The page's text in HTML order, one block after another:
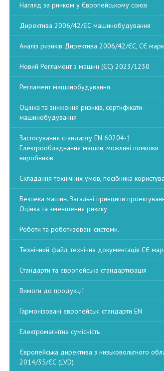
Нагляд за ринком у Європейському союзі
Директива 2006/42/ЄС машинобудування
Аналіз ризиків Директива 2006/42/ЄС, СЄ
Новий Регламент з машин (ЄС) 2023/1230
Регламент машинобудування
Оцінка та зниження ризиків, сертифікати
машинобудування
Застосування стандарту EN 60204-1
Електрообладнання машин, можливі помилки
виробників.
Складання технічних умов, посібника
Безпека машин. Загальні принципи
Оцінка та зменшення ризику
Роботи та роботизовані системи.
Технічний файл, технічна документація СЄ
Стандарти та європейська стандартизація
Вимоги до продукції
Гармонізовані європейські стандарти EN
Електромагнітна сумісність
Європейська директива з низьковольтного
2014/35/ЄС (LVD)